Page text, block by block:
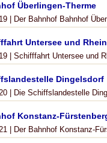
Überlingen-Therme
| Der Bahnhof Bahnhof
Untersee und Rhein
| Schifffahrt Untersee und
Dingelsdorf
| Die Schiffslandestelle
Konstanz-
| Der Bahnhof Konstanz-